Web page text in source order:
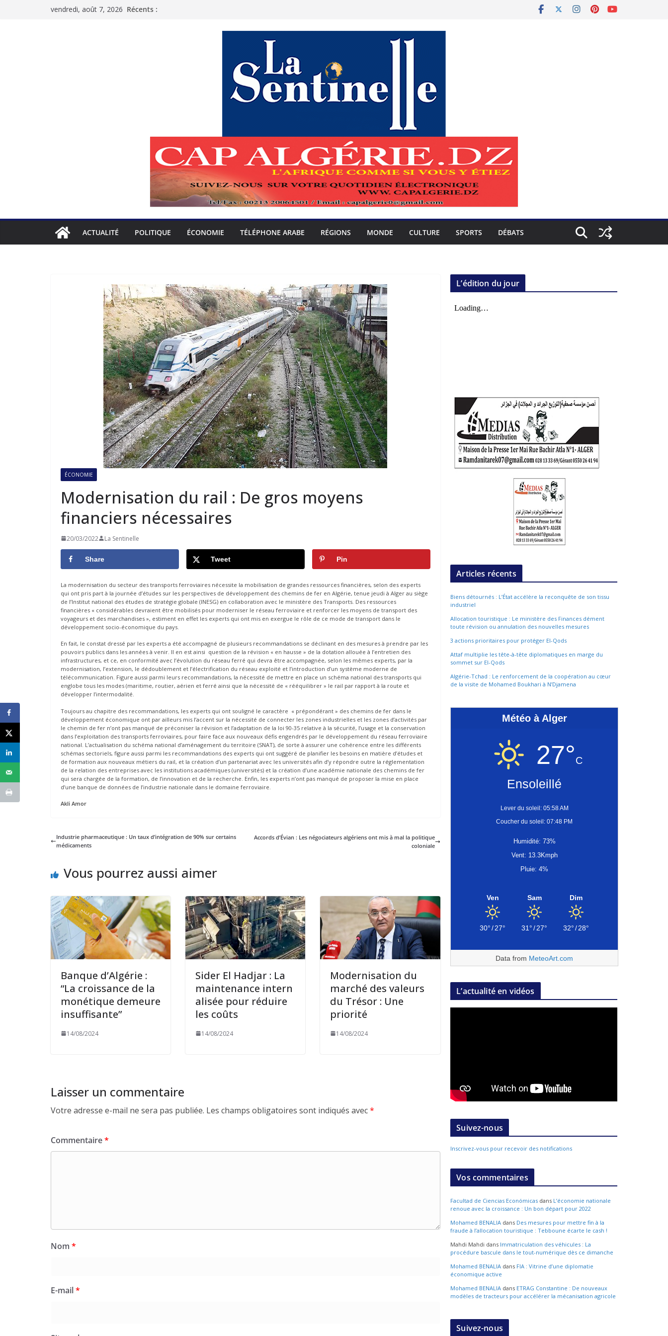
vendredi, août 7, 2026 Récents :
ACTUALITÉ POLITIQUE ÉCONOMIE TÉLÉPHONE ARABE RÉGIONS MONDE CULTURE SPORTS DÉBATS
ÉCONOMIE
Modernisation du rail : De gros moyens
financiers nécessaires
20/03/2022 La Sentinelle
Share Tweet Pin
La modernisation du secteur des transports ferroviaires nécessite la mobilisation de grandes ressources financières, selon des experts
qui ont pris part à la journée d’études sur les perspectives de développement des chemins de fer en Algérie, tenue jeudi à Alger au siège
de l’Institut national des études de stratégie globale (INESG) en collaboration avec le ministère des Transports. Des ressources
financières « considérables devraient être mobilisés pour moderniser le réseau ferroviaire et renforcer les moyens de transport des
voyageurs et des marchandises », estiment en effet les experts qui ont mis en exergue le rôle de ce mode de transport dans le
développement socio-économique du pays.
En fait, le constat dressé par les experts a été accompagné de plusieurs recommandations se déclinant en des mesures à prendre par les
pouvoirs publics dans les années à venir. Il en est ainsi question de la révision « en hausse » de la dotation allouée à l’entretien des
infrastructures, et ce, en conformité avec l’évolution du réseau ferré qui devra être accompagnée, selon les mêmes experts, par la
modernisation, l’extension, le dédoublement et l’électrification du réseau exploité et l’introduction d’un système moderne de
télécommunication. Figure aussi parmi leurs recommandations, la nécessité de mettre en place un schéma national des transports qui
englobe tous les modes (maritime, routier, aérien et ferré ainsi que la nécessité de « rééquilibrer » le rail par rapport à la route et
développer l’intermodalité.
Toujours au chapitre des recommandations, les experts qui ont souligné le caractère « prépondérant » des chemins de fer dans le
développement économique ont par ailleurs mis l’accent sur la nécessité de connecter les zones industrielles et les zones d’activités par
le chemin de fer n’ont pas manqué de préconiser la révision et l’adaptation de la loi 90-35 relative à la sécurité, l’usage et la conservation
dans l’exploitation des transports ferroviaires, pour faire face aux nouveaux défis engendrés par le développement du réseau ferroviaire
national. L’actualisation du schéma national d’aménagement du territoire (SNAT), de sorte à assurer une cohérence entre les différents
schémas sectoriels, figure aussi parmi les recommandations des experts qui ont suggéré de planifier les besoins en matière d’études et
de formation aux nouveaux métiers du rail, et la création d’un partenariat avec les universités afin d’y répondre outre la réglementation
de la relation des entreprises avec les institutions académiques (universités) et la création d’une académie nationale des chemins de fer
qui sera chargée de la formation, de l’innovation et de la recherche. Enfin, les experts n’ont pas manqué de proposer la mise en place
d’une banque de données de l’industrie nationale dans le domaine ferroviaire.
Akli Amor
Industrie pharmaceutique : Un taux d’intégration de 90% sur certains
médicaments
Accords d’Évian : Les négociateurs algériens ont mis à mal la politique
coloniale
Vous pourrez aussi aimer
Banque d’Algérie :
“La croissance de la
monétique demeure
insuffisante”
14/08/2024
Sider El Hadjar : La
maintenance intern
alisée pour réduire
les coûts
14/08/2024
Modernisation du
marché des valeurs
du Trésor : Une
priorité
14/08/2024
Laisser un commentaire
Votre adresse e-mail ne sera pas publiée. Les champs obligatoires sont indiqués avec*
Commentaire*
Nom *
E-mail*
L’édition du jour
Articles récents
Biens détournés : L’État accélère la reconquête de son tissu
industriel
Allocation touristique : Le ministère des Finances dément
toute révision ou annulation des nouvelles mesures
3 actions prioritaires pour protéger El-Qods
Attaf multiplie les tête-à-tête diplomatiques en marge du
sommet sur El-Qods
Algérie-Tchad : Le renforcement de la coopération au cœur
de la visite de Mohamed Boukhari à N’Djamena
Météo à Alger
27°C
Ensoleillé
Lever du soleil: 05:58 AM
Coucher du soleil: 07:48 PM
Humidité: 73%
Vent: 13.3Kmph
Pluie: 4%
Ven
30°/27°
Sam
31°/27°
Dim
32°/28°
Data from MeteoArt.com
L’actualité en vidéos
Suivez-nous
Inscrivez-vous pour recevoir des notifications
Vos commentaires
Facultad de Ciencias Económicas dans L’économie nationale
renoue avec la croissance : Un bon départ pour 2022
Mohamed BENALIA dans Des mesures pour mettre fin à la
fraude à l’allocation touristique : Tebboune écarte le cash !
Mahdi Mahdi dans Immatriculation des véhicules : La
procédure bascule dans le tout-numérique dès ce dimanche
Mohamed BENALIA dans FIA : Vitrine d’une diplomatie
économique active
Mohamed BENALIA dans ETRAG Constantine : De nouveaux
modèles de tracteurs pour accélérer la mécanisation agricole
Suivez-nous